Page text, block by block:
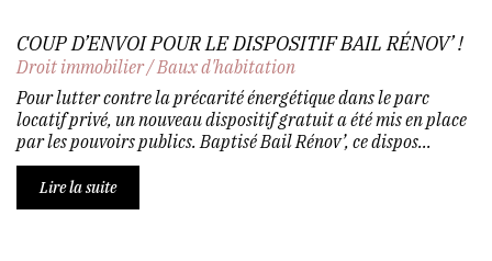
COUP D’ENVOI POUR LE DISPOSITIF BAIL RÉNOV’ !
Droit immobilier/Baux d'habitation
Pour lutter contre la précarité énergétique dans le parc
locatif privé, un nouveau dispositif gratuit a été mis en place
par les pouvoirs publics. Baptisé Bail Rénov’, ce dispos...
Lire la suite